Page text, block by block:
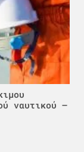
ναυτικού –